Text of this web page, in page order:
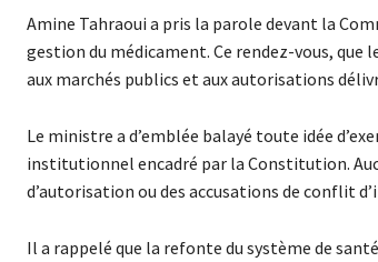
Amine Tahraoui a pris la parole devant la
gestion du médicament. Ce rendez-vous,
aux marchés publics et aux autorisations
Le ministre a d’emblée balayé toute idée
institutionnel encadré par la Constitution.
d’autorisation ou des accusations de conflit
Il a rappelé que la refonte du système de